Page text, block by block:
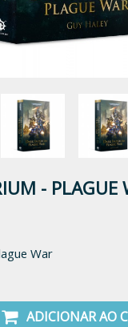
- PLAGUE
War
ADICIONAR AO